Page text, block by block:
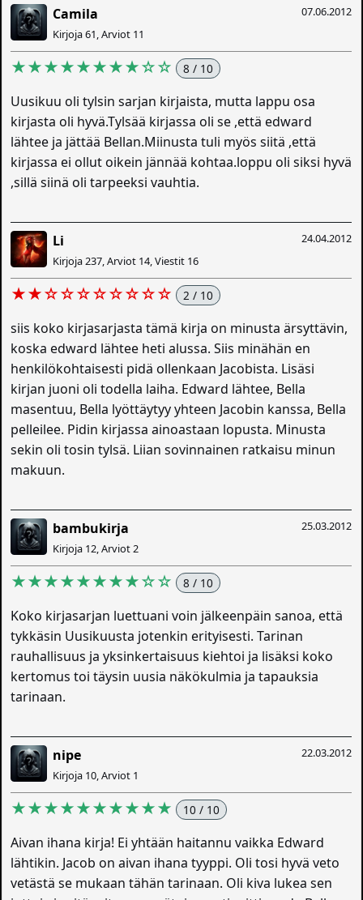
07.06.2012
Camila
Kirjoja 61, Arviot 11
★★★★★★★★☆☆ 8 / 10
Uusikuu oli tylsin sarjan kirjaista, mutta lappu osa
kirjasta oli hyvä.Tylsää kirjassa oli se ,että edward
lähtee ja jättää Bellan.Miinusta tuli myös siitä ,että
kirjassa ei ollut oikein jännää kohtaa.loppu oli siksi hyvä
,sillä siinä oli tarpeeksi vauhtia.
24.04.2012
Li
Kirjoja 237, Arviot 14, Viestit 16
★★☆☆☆☆☆☆☆☆ 2 / 10
siis koko kirjasarjasta tämä kirja on minusta ärsyttävin,
koska edward lähtee heti alussa. Siis minähän en
henkilökohtaisesti pidä ollenkaan Jacobista. Lisäsi
kirjan juoni oli todella laiha. Edward lähtee, Bella
masentuu, Bella lyöttäytyy yhteen Jacobin kanssa, Bella
pelleilee. Pidin kirjassa ainoastaan lopusta. Minusta
sekin oli tosin tylsä. Liian sovinnainen ratkaisu minun
makuun.
25.03.2012
bambukirja
Kirjoja 12, Arviot 2
★★★★★★★★☆☆ 8 / 10
Koko kirjasarjan luettuani voin jälkeenpäin sanoa, että
tykkäsin Uusikuusta jotenkin erityisesti. Tarinan
rauhallisuus ja yksinkertaisuus kiehtoi ja lisäksi koko
kertomus toi täysin uusia näkökulmia ja tapauksia
tarinaan.
22.03.2012
nipe
Kirjoja 10, Arviot 1
★★★★★★★★★★ 10 / 10
Aivan ihana kirja! Ei yhtään haitannu vaikka Edward
lähtikin. Jacob on aivan ihana tyyppi. Oli tosi hyvä veto
vetästä se mukaan tähän tarinaan. Oli kiva lukea sen